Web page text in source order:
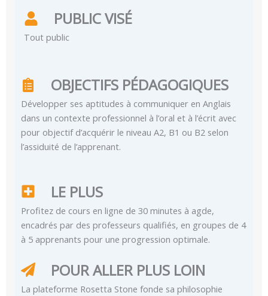
PUBLIC VISÉ
Tout public
OBJECTIFS PÉDAGOGIQUES
Développer ses aptitudes à communiquer en Anglais
dans un contexte professionnel à l’oral et à l’écrit avec
pour objectif d’acquérir le niveau A2, B1 ou B2 selon
l’assiduité de l’apprenant.
LE PLUS
Profitez de cours en ligne de 30 minutes à agde,
encadrés par des professeurs qualifiés, en groupes de 4
à 5 apprenants pour une progression optimale.
POUR ALLER PLUS LOIN
La plateforme Rosetta Stone fonde sa philosophie